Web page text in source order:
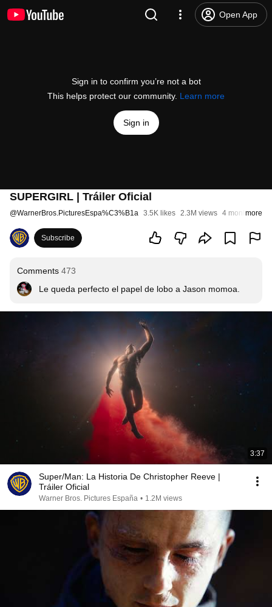
Open App
Sign in to confirm you’re not a bot
This helps protect our community. Learn more
Sign in
SUPERGIRL | Tráiler Oficial
@WarnerBros.PicturesEspa%C3%B1a 3.5K likes 2.3M views 4 months ago
more
Subscribe
Comments 473
Le queda perfecto el papel de lobo a Jason momoa.
3:37
Super/Man: La Historia De Christopher Reeve |
Tráiler Oficial
Warner Bros. Pictures España • 1.2M views